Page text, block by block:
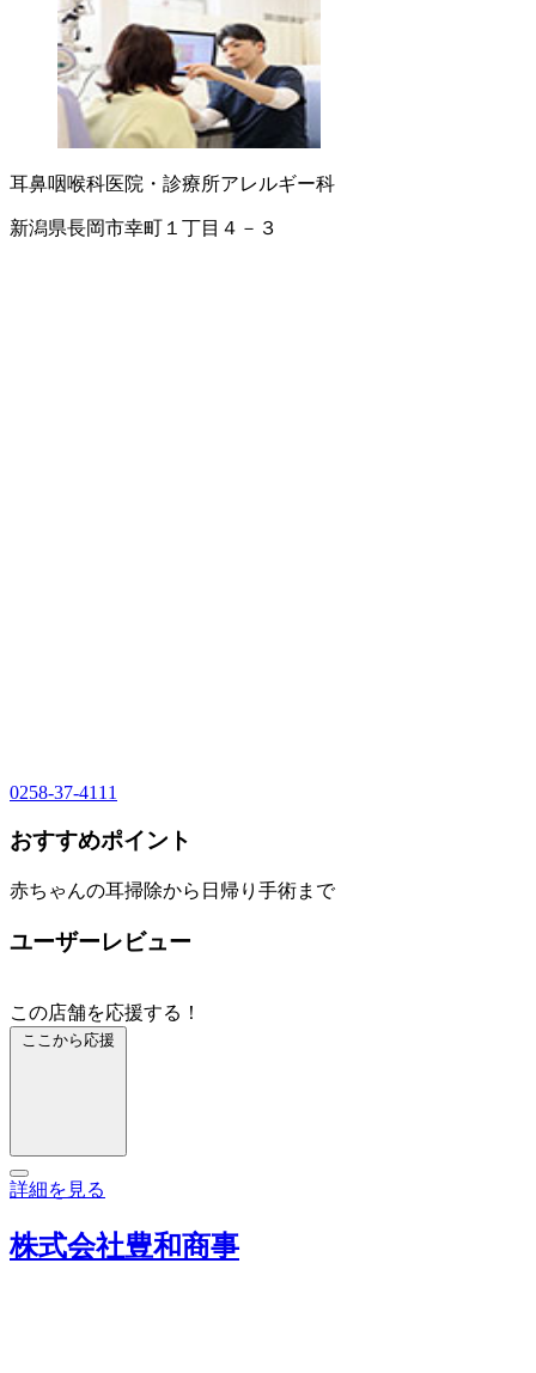
耳鼻咽喉科医院・診療所アレルギー科
新潟県長岡市幸町１丁目４－３
0258-37-4111
おすすめポイント
赤ちゃんの耳掃除から日帰り手術まで
ユーザーレビュー
この店舗を応援する！
ここから応援
詳細を見る
株式会社豊和商事